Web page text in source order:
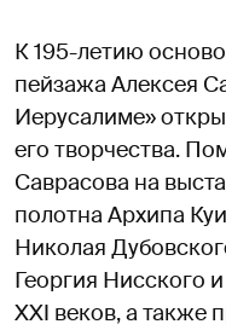
К 195-летию
пейзажа Алексея
Иерусалиме»
его творчества.
Саврасова на
полотна Архипа
Николая
Георгия Нисского
XXI веков, а также